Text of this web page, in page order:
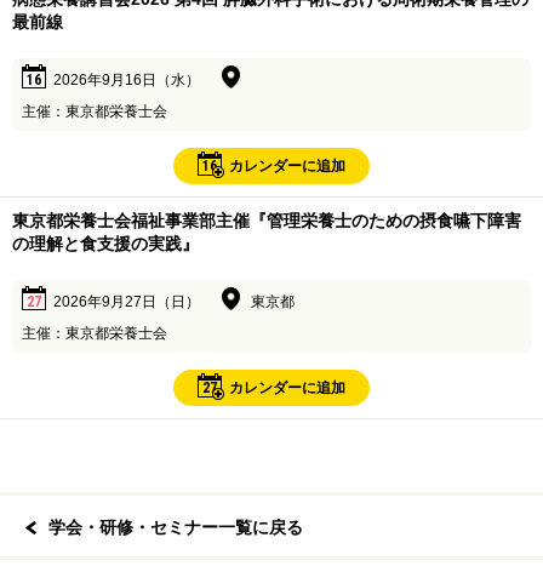
最前線
16
2026年9月16日（水）
主催：東京都栄養士会
16 カレンダーに追加
東京都栄養士会福祉事業部主催『管理栄養士のための摂食嚥下障害
の理解と食支援の実践』
27 2026年9月27日（日）
東京都
主催：東京都栄養士会
27 カレンダーに追加
学会・研修・セミナー一覧に戻る